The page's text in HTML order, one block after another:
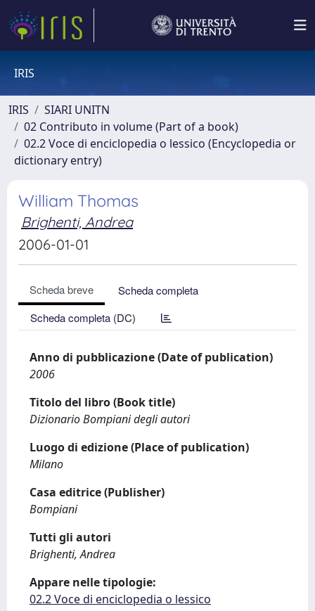
IRIS
IRIS
SIARI UNITN
02 Contributo in volume (Part of a book)
02.2 Voce di enciclopedia o lessico (Encyclopedia or
dictionary entry)
William Thomas
Brighenti, Andrea
2006-01-01
Scheda breve
Scheda completa
Scheda completa (DC)
Anno di pubblicazione (Date of publication)
2006
Titolo del libro (Book title)
Dizionario Bompiani degli autori
Luogo di edizione (Place of publication)
Milano
Casa editrice (Publisher)
Bompiani
Tutti gli autori
Brighenti, Andrea
Appare nelle tipologie:
02.2 Voce di enciclopedia o lessico